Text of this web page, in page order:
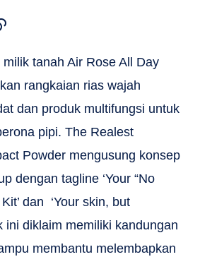
tanah Air Rose All Day
rangkaian rias wajah
dan produk multifungsi untuk
pipi. The Realest
Powder mengusung konsep
dengan tagline ‘Your “No
dan ‘Your skin, but
ini diklaim memiliki kandungan
membantu melembapkan